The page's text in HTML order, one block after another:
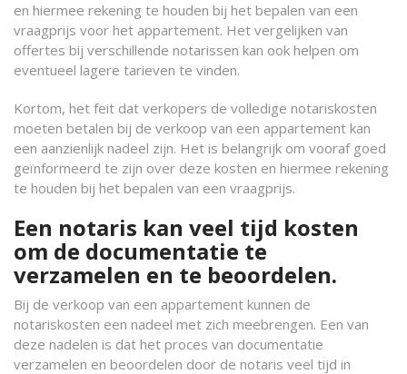
en hiermee rekening te houden bij het bepalen van een
vraagprijs voor het appartement. Het vergelijken van
offertes bij verschillende notarissen kan ook helpen om
eventueel lagere tarieven te vinden.
Kortom, het feit dat verkopers de volledige notariskosten
moeten betalen bij de verkoop van een appartement kan
een aanzienlijk nadeel zijn. Het is belangrijk om vooraf goed
geïnformeerd te zijn over deze kosten en hiermee rekening
te houden bij het bepalen van een vraagprijs.
Een notaris kan veel tijd kosten
om de documentatie te
verzamelen en te beoordelen.
Bij de verkoop van een appartement kunnen de
notariskosten een nadeel met zich meebrengen. Een van
deze nadelen is dat het proces van documentatie
verzamelen en beoordelen door de notaris veel tijd in